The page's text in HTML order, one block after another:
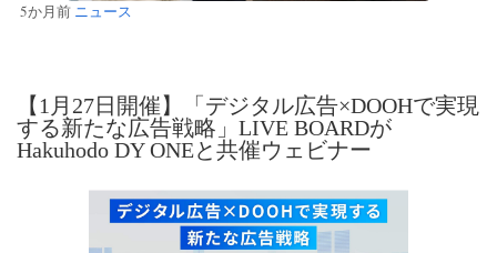
5か月前 ニュース
【1月27日開催】「デジタル広告×DOOHで実現
する新たな広告戦略」LIVE BOARDが
Hakuhodo DY ONEと共催ウェビナー